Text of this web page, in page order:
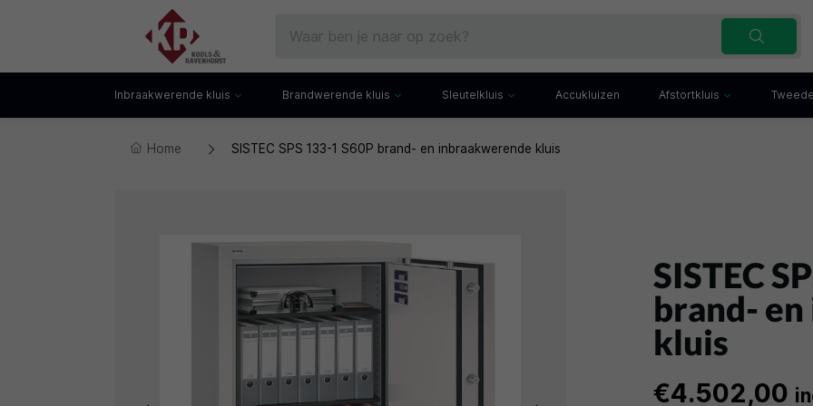
Inbraakwerende kluis
Gecertificeerde kluis
Brandwerende kluis
Documentenkluis
Datakluis
Sleutelkluis
Inbraakwerende sleutelkluis
Accukluizen Afstortkluis
Home SISTEC SPS 133-1 S60P brand- en inbraakwerende kluis
SISTEC
brand-
kluis
€4.502,00